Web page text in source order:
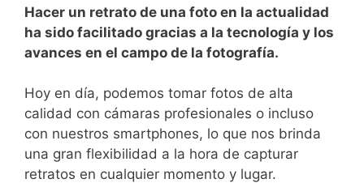
Hacer un retrato⁢ de una ​foto‍ en⁣ la actualidad
ha sido facilitado‍ gracias a la tecnología y los
avances en el campo de la‌ fotografía.
Hoy en día, podemos tomar​ fotos⁣ de ​alta
calidad con cámaras profesionales‌ o incluso
‌con nuestros smartphones,‌ lo que nos⁤ brinda
una gran flexibilidad a la ⁢hora de capturar
retratos en cualquier momento y lugar. ‍